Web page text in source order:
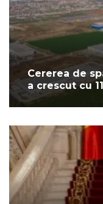
Cererea de
a crescut cu